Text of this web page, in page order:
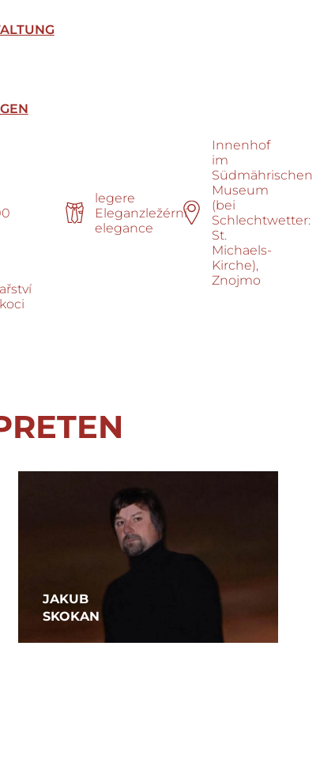
legere
Eleganzležérní
elegance
Innenhof
im
Südmährischen
Museum
(bei
Schlechtwetter:
St.
Michaels-
Kirche),
Znojmo
JAKUB
SKOKAN